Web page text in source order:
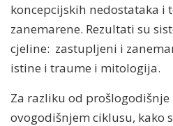
koncepcijskih nedostataka i
zanemarene. Rezultati su
cjeline: zastupljeni i
istine i traume i mitologija.
Za razliku od prošlogodišnje
ovogodišnjem ciklusu, kako